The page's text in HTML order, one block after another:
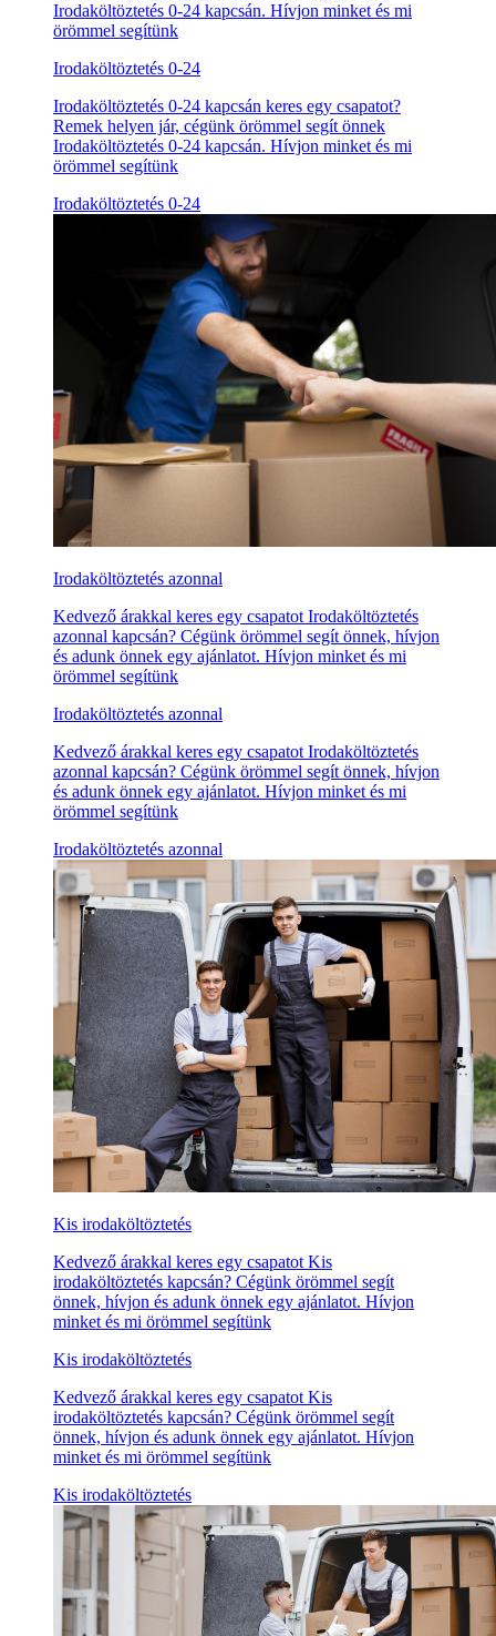
Irodaköltöztetés 0-24 kapcsán. Hívjon minket és mi
örömmel segítünk
Irodaköltöztetés 0-24
Irodaköltöztetés 0-24 kapcsán keres egy csapatot?
Remek helyen jár, cégünk örömmel segít önnek
Irodaköltöztetés 0-24 kapcsán. Hívjon minket és mi
örömmel segítünk
Irodaköltöztetés 0-24
Irodaköltöztetés azonnal
Kedvező árakkal keres egy csapatot Irodaköltöztetés
azonnal kapcsán? Cégünk örömmel segít önnek, hívjon
és adunk önnek egy ajánlatot. Hívjon minket és mi
örömmel segítünk
Irodaköltöztetés azonnal
Kedvező árakkal keres egy csapatot Irodaköltöztetés
azonnal kapcsán? Cégünk örömmel segít önnek, hívjon
és adunk önnek egy ajánlatot. Hívjon minket és mi
örömmel segítünk
Irodaköltöztetés azonnal
Kis irodaköltöztetés
Kedvező árakkal keres egy csapatot Kis
irodaköltöztetés kapcsán? Cégünk örömmel segít
önnek, hívjon és adunk önnek egy ajánlatot. Hívjon
minket és mi örömmel segítünk
Kis irodaköltöztetés
Kedvező árakkal keres egy csapatot Kis
irodaköltöztetés kapcsán? Cégünk örömmel segít
önnek, hívjon és adunk önnek egy ajánlatot. Hívjon
minket és mi örömmel segítünk
Kis irodaköltöztetés